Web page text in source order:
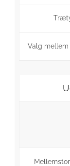
Valg mellem